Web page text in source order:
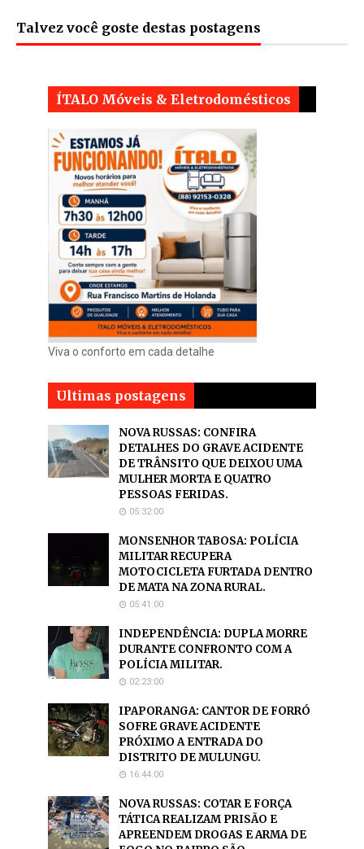
Talvez você goste destas postagens
ÍTALO Móveis & Eletrodomésticos
Viva o conforto em cada detalhe
Ultimas postagens
NOVA RUSSAS: CONFIRA
DETALHES DO GRAVE ACIDENTE
DE TRÂNSITO QUE DEIXOU UMA
MULHER MORTA E QUATRO
PESSOAS FERIDAS.
05:32:00
MONSENHOR TABOSA: POLÍCIA
MILITAR RECUPERA
MOTOCICLETA FURTADA DENTRO
DE MATA NA ZONA RURAL.
05:41:00
INDEPENDÊNCIA: DUPLA MORRE
DURANTE CONFRONTO COM A
POLÍCIA MILITAR.
02:23:00
IPAPORANGA: CANTOR DE FORRÓ
SOFRE GRAVE ACIDENTE
PRÓXIMO A ENTRADA DO
DISTRITO DE MULUNGU.
16:44:00
NOVA RUSSAS: COTAR E FORÇA
TÁTICA REALIZAM PRISÃO E
APREENDEM DROGAS E ARMA DE